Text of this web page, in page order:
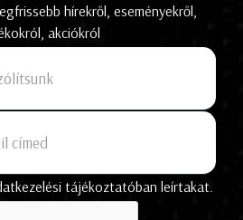
hírekről, eseményekről,
akciókról
tájékoztatóban leírtakat.